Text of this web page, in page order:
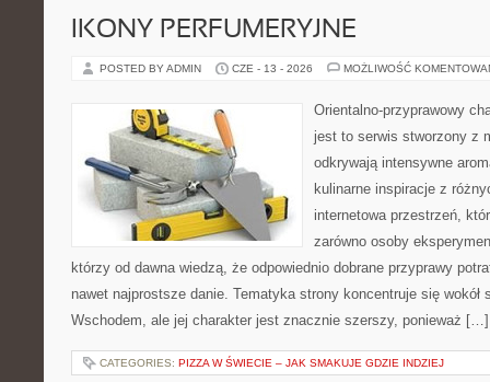
IKONY PERFUMERYJNE
POSTED BY ADMIN CZE - 13 - 2026 MOŻLIWOŚĆ
Orientalno-przyprawowy
jest to serwis stworzony z
odkrywają intensywne
kulinarne inspiracje z
internetowa przestrzeń,
zarówno osoby
którzy od dawna wiedzą, że odpowiednio dobrane przyprawy
nawet najprostsze danie. Tematyka strony koncentruje się wokół
Wschodem, ale jej charakter jest znacznie szerszy, ponieważ […]
CATEGORIES: PIZZA W ŚWIECIE – JAK SMAKUJE GDZIE INDZIEJ